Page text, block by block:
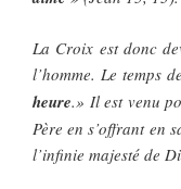
La Croix est donc
l’homme. Le temps
heure.» Il est venu
Père en s’offrant en
l’infinie majesté de